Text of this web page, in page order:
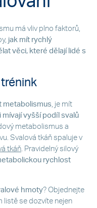
má vliv plno faktorů,
jak mít rychlý
věci, které dělají lidé s
metabolismus, je mít
mívají vyšší podíl svalů
metabolismus a
Svalová tkáň spaluje v
tkáň. Pravidelný silový
rychlost
hmoty? Objednejte
listě se dozvíte nejen